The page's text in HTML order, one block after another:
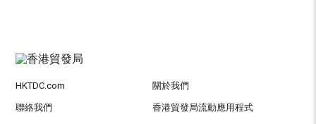
HKTDC.com 關於我們
聯絡我們 香港貿發局流動應用程式